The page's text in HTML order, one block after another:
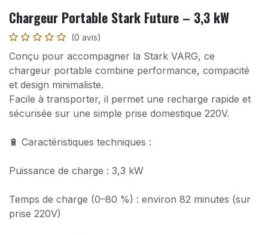
Chargeur Portable Stark Future – 3,3 kW
(0 avis)
Conçu pour accompagner la Stark VARG, ce
chargeur portable combine performance, compacité
et design minimaliste.
Facile à transporter, il permet une recharge rapide et
sécurisée sur une simple prise domestique 220V.
🔋 Caractéristiques techniques :
Puissance de charge : 3,3 kW
Temps de charge (0–80 %) : environ 82 minutes (sur
prise 220V)